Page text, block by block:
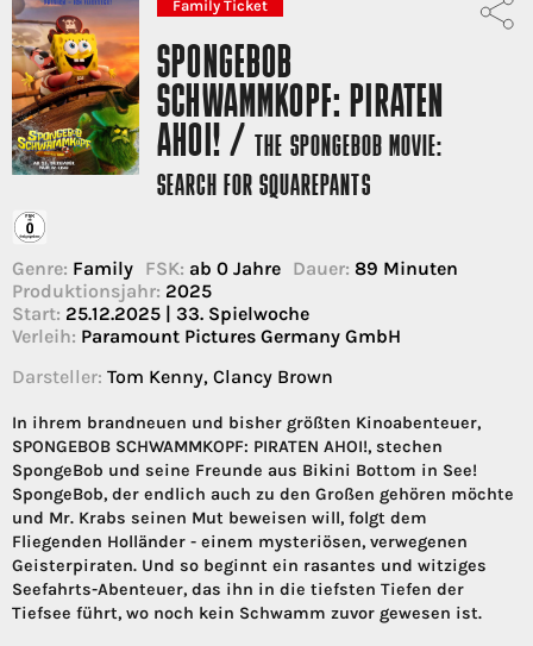
Family Ticket
SPONGEBOB
SCHWAMMKOPF: PIRATEN
AHOI! /THE SPONGEBOB MOVIE:
SEARCH FOR SQUAREPANTS
Genre: Family FSK: ab 0 Jahre Dauer: 89 Minuten
Produktionsjahr: 2025
Start: 25.12.2025 | 33. Spielwoche
Verleih: Paramount Pictures Germany GmbH
Darsteller: Tom Kenny, Clancy Brown
In ihrem brandneuen und bisher größten Kinoabenteuer,
SPONGEBOB SCHWAMMKOPF: PIRATEN AHOI!, stechen
SpongeBob und seine Freunde aus Bikini Bottom in See!
SpongeBob, der endlich auch zu den Großen gehören möchte
und Mr. Krabs seinen Mut beweisen will, folgt dem
Fliegenden Holländer - einem mysteriösen, verwegenen
Geisterpiraten. Und so beginnt ein rasantes und witziges
Seefahrts-Abenteuer, das ihn in die tiefsten Tiefen der
Tiefsee führt, wo noch kein Schwamm zuvor gewesen ist.